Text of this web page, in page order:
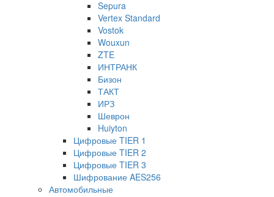
Sepura
Vertex Standard
Vostok
Wouxun
ZTE
ИНТРАНК
Бизон
ТАКТ
ИРЗ
Шеврон
Huiyton
Цифровые TIER 1
Цифровые TIER 2
Цифровые TIER 3
Шифрование AES256
Автомобильные